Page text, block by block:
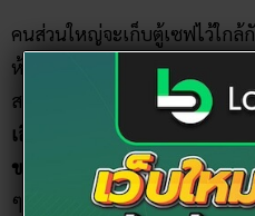
คนส่วนใหญ่จะเก็บตู้เซฟไว้ใกล้
ห้องเก็บเสื้อผ้า ซึ่งแน่นอนว่าโจ
สองห้องนี้ก่อนอย่างแน่นอน
ดัง
เลือกวางตู้เซฟไว้ในจุดอื่น ๆ ขอ
ของมีค่า
เช่น ห้องเก็บของ ห้อง
ๆ ที่แต่ละบ้านเห็นว่าสมควร แค่